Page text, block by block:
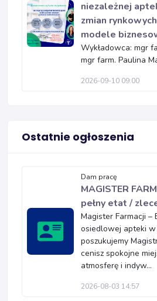
niezależnej
zmian
modele
Wykładowca: mgr
mgr farm. Paulina
2026-09-10 09:00
Ostatnie ogłoszenia
Dam pracę
MAGISTER
pełny etat /
Magister Farmacji –
osiedlowej apteki w
poszukujemy
cenisz spokojne
atmosferę i indyw...
2026-08-03 14:57